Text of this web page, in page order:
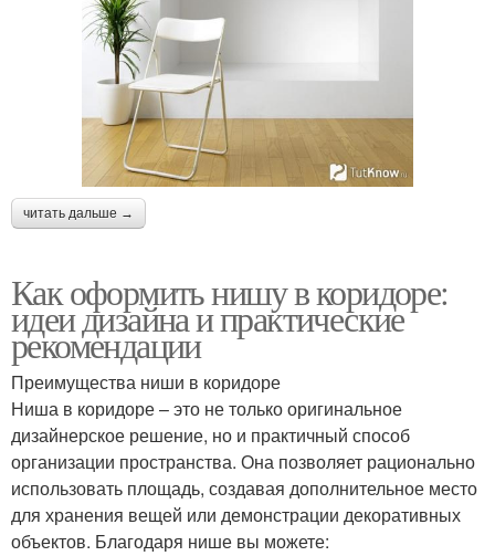
читать дальше →
Как оформить нишу в коридоре:
идеи дизайна и практические
рекомендации
Преимущества ниши в коридоре
Ниша в коридоре – это не только оригинальное
дизайнерское решение, но и практичный способ
организации пространства. Она позволяет рационально
использовать площадь, создавая дополнительное место
для хранения вещей или демонстрации декоративных
объектов. Благодаря нише вы можете: